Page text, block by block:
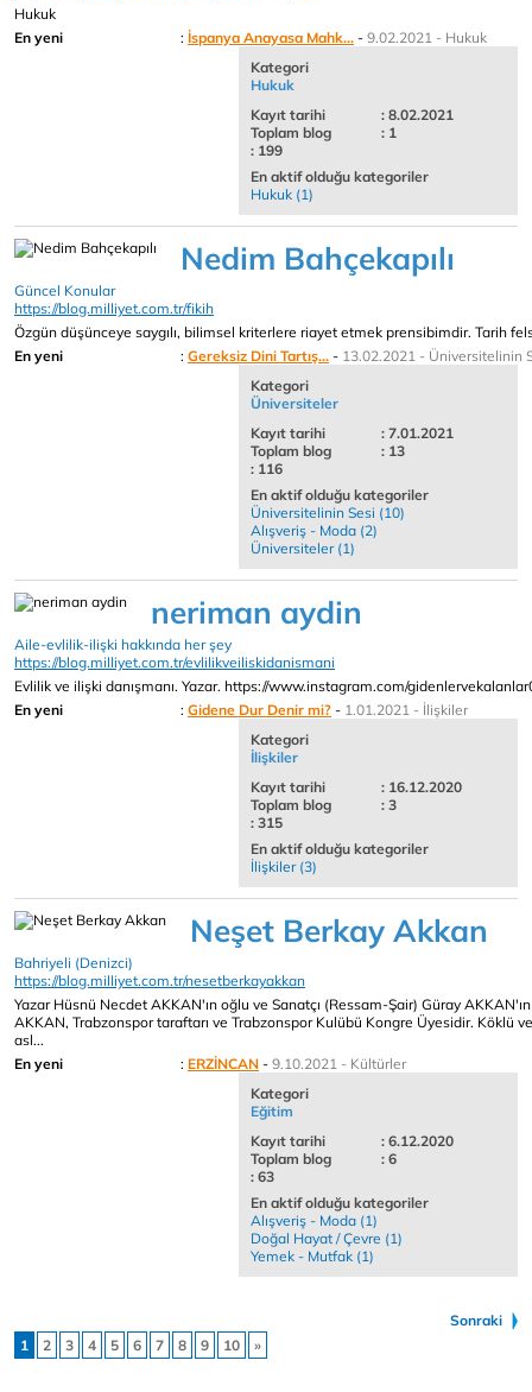
Hukuk
En yeni
: İspanya Anayasa Mahk... - 9.02.2021 - Hukuk
Kategori
Hukuk
Kayıt tarihi
: 8.02.2021
Toplam blog
: 1
: 199
En aktif olduğu kategoriler
Hukuk (1)
Nedim Bahçekapılı
Güncel Konular
https://blog.milliyet.com.tr/fikih
Özgün düşünceye saygılı, bilimsel kriterlere riayet etmek prensibimdir. Tarih
En yeni
: Gereksiz Dini Tartış... - 13.02.2021 - Üniversitelinin
Kategori
Üniversiteler
Kayıt tarihi
: 7.01.2021
Toplam blog
: 13
: 116
En aktif olduğu kategoriler
Üniversitelinin Sesi (10)
Alışveriş - Moda (2)
Üniversiteler (1)
neriman aydin
Aile-evlilik-ilişki hakkında her şey
https://blog.milliyet.com.tr/evlilikveiliskidanismani
Evlilik ve ilişki danışmanı. Yazar. https://www.instagram.com/
En yeni
: Gidene Dur Denir mi? - 1.01.2021 - İlişkiler
Kategori
İlişkiler
Kayıt tarihi
: 16.12.2020
Toplam blog
: 3
: 315
En aktif olduğu kategoriler
İlişkiler (3)
Neşet Berkay Akkan
Bahriyeli (Denizci)
https://blog.milliyet.com.tr/nesetberkayakkan
Yazar Hüsnü Necdet AKKAN'ın oğlu ve Sanatçı (Ressam-Şair) Güray
AKKAN, Trabzonspor taraftarı ve Trabzonspor Kulübü Kongre Üyesidir. Köklü
asl...
En yeni
: ERZİNCAN - 9.10.2021 - Kültürler
Kategori
Eğitim
Kayıt tarihi
: 6.12.2020
Toplam blog
: 6
: 63
En aktif olduğu kategoriler
Alışveriş - Moda (1)
Doğal Hayat / Çevre (1)
Yemek - Mutfak (1)
Sonraki
1
2 3 4 5 6 7 8 9 10 »